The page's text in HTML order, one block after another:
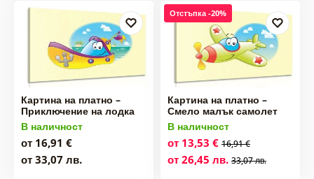
Картина на платно –
Приключение на лодка
В наличност
от 16,91 €
от 33,07 лв.
Отстъпка -20%
Картина на платно –
Смело малък самолет
В наличност
от 13,53 € 16,91 €
от 26,45 лв. 33,07 лв.